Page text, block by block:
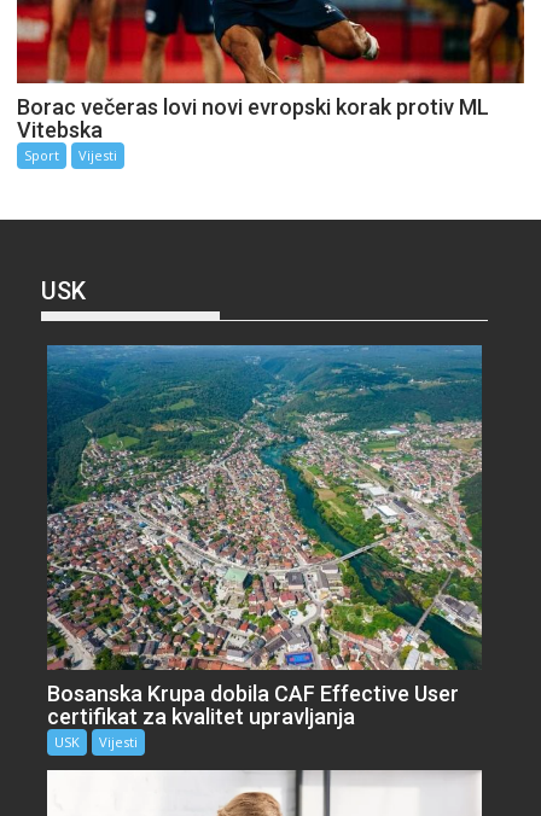
Borac večeras lovi novi evropski korak protiv ML
Vitebska
Sport Vijesti
USK
Bosanska Krupa dobila CAF Effective User
certifikat za kvalitet upravljanja
USK Vijesti